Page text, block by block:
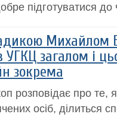
підготуватися до
Михайлом
загалом і
зокрема
розповідає про те,
осіб, ділиться